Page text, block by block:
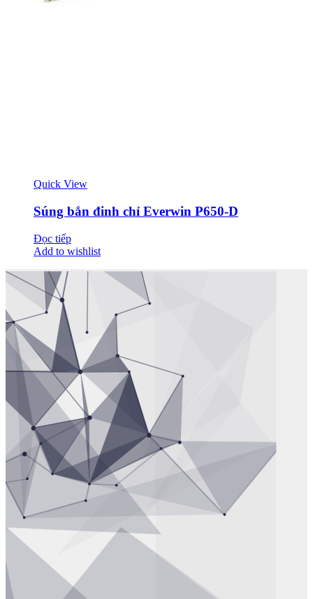
Quick View
Súng bắn đinh chỉ Everwin P650-D
Đọc tiếp
Add to wishlist